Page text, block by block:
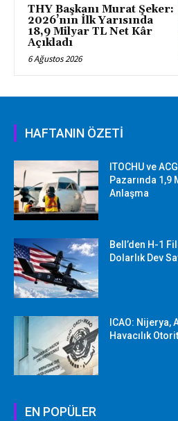
THY Başkanı Murat Şeker:
2026’nın İlk Yarısında
18,9 Milyar TL Net Kâr
Açıkladı
6 Ağustos 2026
HAFTANIN ÖZETİ
ITOCHU ve
Pazarında 1,9
Anlaşma
Bell’den H-1
Dolarlık Dev
ICAO: Nijerya,
Havacılık
EN POPÜLER